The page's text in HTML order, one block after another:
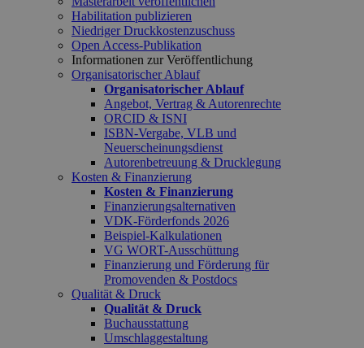
Habilitation publizieren
Niedriger Druckkostenzuschuss
Open Access-Publikation
Informationen zur Veröffentlichung
Organisatorischer Ablauf
Organisatorischer Ablauf
Angebot, Vertrag & Autorenrechte
ORCID & ISNI
ISBN-Vergabe, VLB und
Neuerscheinungsdienst
Autorenbetreuung & Drucklegung
Kosten & Finanzierung
Kosten & Finanzierung
Finanzierungsalternativen
VDK-Förderfonds 2026
Beispiel-Kalkulationen
VG WORT-Ausschüttung
Finanzierung und Förderung für
Promovenden & Postdocs
Qualität & Druck
Qualität & Druck
Buchausstattung
Umschlaggestaltung